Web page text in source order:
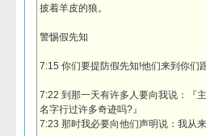
披着羊皮的狼。
警惕假先知
7:15 你们要提防假先知!他们来到你们
7:22 到那一天有许多人要向我说：『
名字行过许多奇迹吗?』
7:23 那时我必要向他们声明说：我从